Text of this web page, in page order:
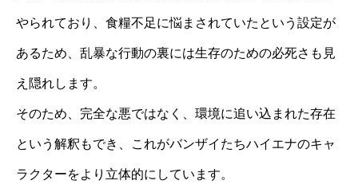
やられており、食糧不足に悩まされていたという設定が
あるため、乱暴な行動の裏には生存のための必死さも見
え隠れします。
そのため、完全な悪ではなく、環境に追い込まれた存在
という解釈もでき、これがバンザイたちハイエナのキャ
ラクターをより立体的にしています。